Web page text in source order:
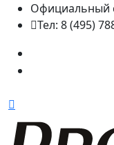
Официальный
Тел: 8 (495)